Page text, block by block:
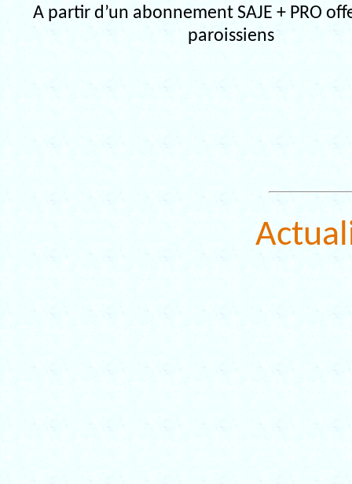
A partir d’un abonnement SAJE + PRO
paroissiens